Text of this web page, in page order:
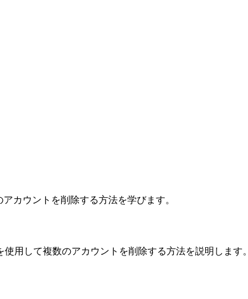
カウントを削除する方法を学びます。
使用して複数のアカウントを削除する方法を説明します。